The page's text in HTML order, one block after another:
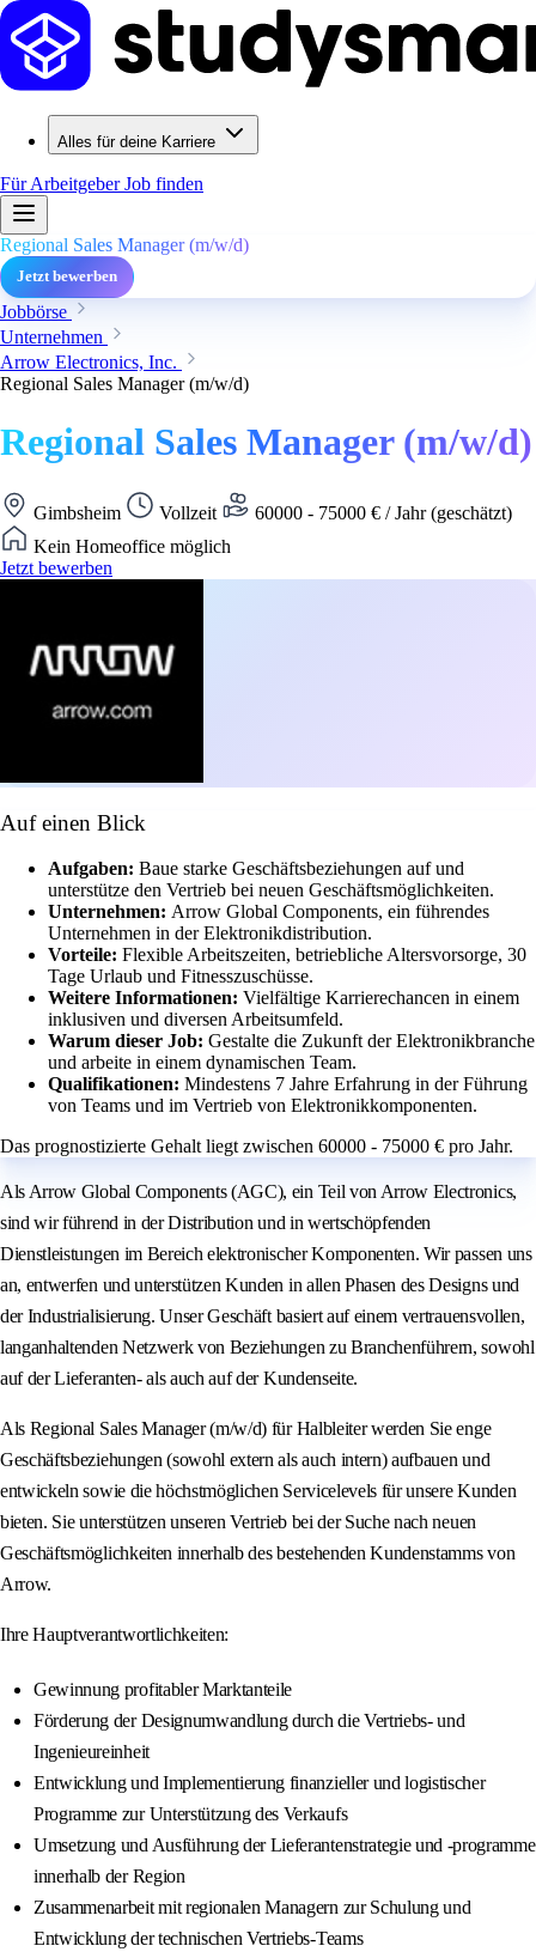
Alles für deine Karriere
Für ArbeitgeberJob finden
Regional Sales Manager (m/w/d)
Jetzt bewerben
Jobbörse
Unternehmen
Arrow Electronics, Inc.
Regional Sales Manager (m/w/d)
Regional Sales Manager (m/w/d)
Gimbsheim Vollzeit
60000 - 75000 € / Jahr (geschätzt)
Kein Homeoffice möglich
Jetzt bewerben
Auf einen Blick
Aufgaben: Baue starke Geschäftsbeziehungen auf und
unterstütze den Vertrieb bei neuen Geschäftsmöglichkeiten.
Unternehmen: Arrow Global Components, ein führendes
Unternehmen in der Elektronikdistribution.
Vorteile: Flexible Arbeitszeiten, betriebliche Altersvorsorge, 30
Tage Urlaub und Fitnesszuschüsse.
Weitere Informationen: Vielfältige Karrierechancen in einem
inklusiven und diversen Arbeitsumfeld.
Warum dieser Job: Gestalte die Zukunft der Elektronikbranche
und arbeite in einem dynamischen Team.
Qualifikationen: Mindestens 7 Jahre Erfahrung in der Führung
von Teams und im Vertrieb von Elektronikkomponenten.
Das prognostizierte Gehalt liegt zwischen 60000 - 75000 € pro Jahr.
Als Arrow Global Components (AGC), ein Teil von Arrow Electronics,
sind wir führend in der Distribution und in wertschöpfenden
Dienstleistungen im Bereich elektronischer Komponenten. Wir passen uns
an, entwerfen und unterstützen Kunden in allen Phasen des Designs und
der Industrialisierung. Unser Geschäft basiert auf einem vertrauensvollen,
langanhaltenden Netzwerk von Beziehungen zu Branchenführern, sowohl
auf der Lieferanten- als auch auf der Kundenseite.
Als Regional Sales Manager (m/w/d) für Halbleiter werden Sie enge
Geschäftsbeziehungen (sowohl extern als auch intern) aufbauen und
entwickeln sowie die höchstmöglichen Servicelevels für unsere Kunden
bieten. Sie unterstützen unseren Vertrieb bei der Suche nach neuen
Geschäftsmöglichkeiten innerhalb des bestehenden Kundenstamms von
Arrow.
Ihre Hauptverantwortlichkeiten:
Gewinnung profitabler Marktanteile
Förderung der Designumwandlung durch die Vertriebs- und
Ingenieureinheit
Entwicklung und Implementierung finanzieller und logistischer
Programme zur Unterstützung des Verkaufs
Umsetzung und Ausführung der Lieferantenstrategie und -programme
innerhalb der Region
Zusammenarbeit mit regionalen Managern zur Schulung und
Entwicklung der technischen Vertriebs-Teams